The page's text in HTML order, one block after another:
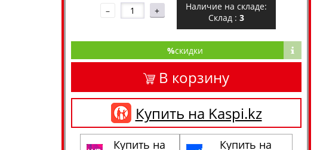
– +
Наличие на складе:
Склад : 3
%скидки
В корзину
Купить на Kaspi.kz
Купить на Купить на